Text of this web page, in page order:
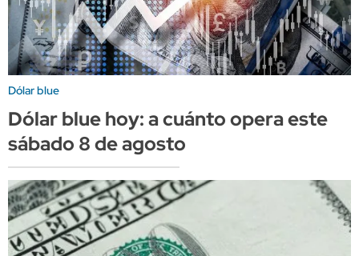
Dólar blue
Dólar blue hoy: a cuánto opera este
sábado 8 de agosto